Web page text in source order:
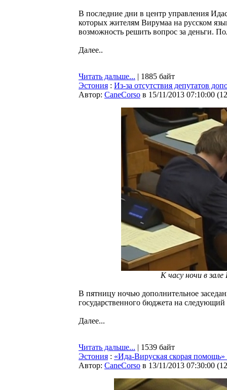
В последние дни в центр управления
которых жителям Вирумаа на русском
возможность решить вопрос за деньги.
Далее..
Читать дальше... | 1885 байт
Эстония : Из-за отсутствия депутатов
Автор: CaneCorso в 15/11/2013 07:10:00 (
К часу ночи в зале
В пятницу ночью дополнительное
государственного бюджета на следующий
Далее...
Читать дальше... | 1539 байт
Эстония : «Ида-Вируская скорая
Автор: CaneCorso в 13/11/2013 07:30:00 (